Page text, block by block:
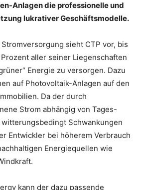
Anlagen die professionelle und
lukrativer Geschäftsmodelle.
sieht CTP vor, bis
aller seiner Liegenschaften
Energie zu versorgen. Dazu
auf Photovoltaik-Anlagen auf den
Da der durch
Strom abhängig von Tages-
Schwankungen
Entwickler bei höherem Verbrauch
Energiequellen wie
kann der dazu passende